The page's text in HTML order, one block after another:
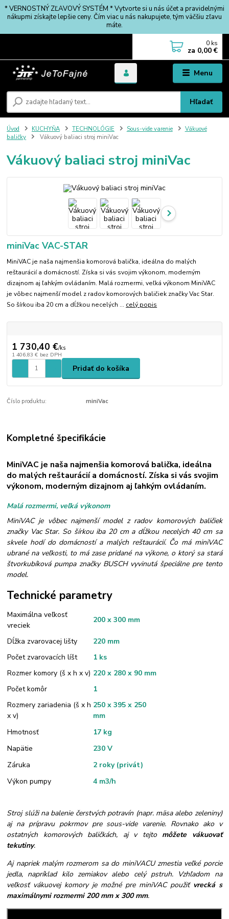
* VERNOSTNÝ ZĽAVOVÝ SYSTÉM * Vytvorte si u nás účet a pravidelnými
nákupmi získajte lepšie ceny. Čím viac u nás nakupujete, tým väčšiu zľavu
máte.
Menu
Hľadať
0 ks
za 0,00 €
Úvod KUCHYŇA TECHNOLÓGIE Sous-vide varenie
Vákuové
baličky
Vákuový baliaci stroj miniVac
Vákuový baliaci stroj miniVac
miniVac VAC-STAR
MiniVAC je naša najmenšia komorová balička, ideálna do malých
reštaurácií a domácností. Získa si vás svojim výkonom, moderným
dizajnom aj ľahkým ovládaním. Malá rozmermi, veľká výkonom MiniVAC
je vôbec najmenší model z radov komorových baličiek značky Vac Star.
So šírkou iba 20 cm a dĺžkou necelých ... celý popis
1 730,40 €/ks
1 406,83 € bez DPH
Pridať do košíka
Číslo produktu: miniVac
Kompletné špecifikácie
MiniVAC je naša najmenšia komorová balička, ideálna
do malých reštaurácií a domácností. Získa si vás svojim
výkonom, moderným dizajnom aj ľahkým ovládaním.
Malá rozmermi, veľká výkonom
MiniVAC je vôbec najmenší model z radov komorových baličiek
značky Vac Star. So šírkou iba 20 cm a dĺžkou necelých 40 cm sa
skvele hodí do domácností a malých reštaurácií. Čo má miniVAC
ubrané na veľkosti, to má zase pridané na výkone, o ktorý sa stará
štvorkubíková pumpa značky BUSCH vyvinutá špeciálne pre tento
model.
Technické parametry
Maximálna veľkosť
vreciek
200 x 300 mm
Dĺžka zvarovacej lišty
220 mm
Počet zvarovacích líšt
1 ks
Rozmer komory (š x h x v) 220 x 280 x 90 mm
Počet komôr
1
Rozmery zariadenia (š x h
x v)
250 x 395 x 250
mm
Hmotnosť
17 kg
Napätie
230 V
Záruka
2 roky (privát)
Výkon pumpy
4 m3/h
Stroj slúži na balenie čerstvých potravín (napr. mäsa alebo zeleniny)
aj na prípravu pokrmov pre sous-vide varenie. Rovnako ako v
ostatných komorových baličkách, aj v tejto môžete vákuovať
tekutiny.
Aj napriek malým rozmerom sa do miniVACU zmestia veľké porcie
jedla, napríklad kilo zemiakov alebo celý pstruh. Vzhľadom na
veľkosť vákuovej komory je možné pre miniVAC použiť vrecká s
maximálnymi rozmermi 200 mm x 300 mm.